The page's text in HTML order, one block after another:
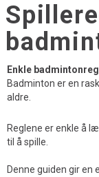
Enkle
Badminton er en
aldre.
Reglene er enkle å
til å spille.
Denne guiden gir en